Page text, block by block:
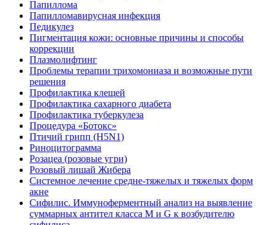
Папиллома
Папилломавирусная инфекция
Педикулез
Пигментация кожи: основные причины и способы
коррекции
Плазмолифтинг
Проблемы терапии трихомониаза и возможные пути
решения
Профилактика клещей
Профилактика сахарного диабета
Профилактика туберкулеза
Процедура «Ботокс»
Птичий грипп (H5N1)
Риноцитограмма
Розацеа (розовые угри)
Розовый лишай Жибера
Системное лечение средне-тяжелых и тяжелых форм
акне
Сифилис. Иммуноферментный анализ на выявление
суммарных антител класса M и G к возбудителю